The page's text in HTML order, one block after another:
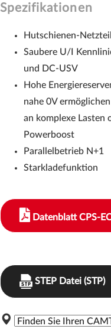
Spezifikationen
Hutschienen-
Saubere U/I
und DC-USV
Hohe
nahe 0V
an komplexe
Powerboost
Parallelbetrieb N+1
Starkladefunktion
Datenblatt CPS-
STEP Datei (STP)